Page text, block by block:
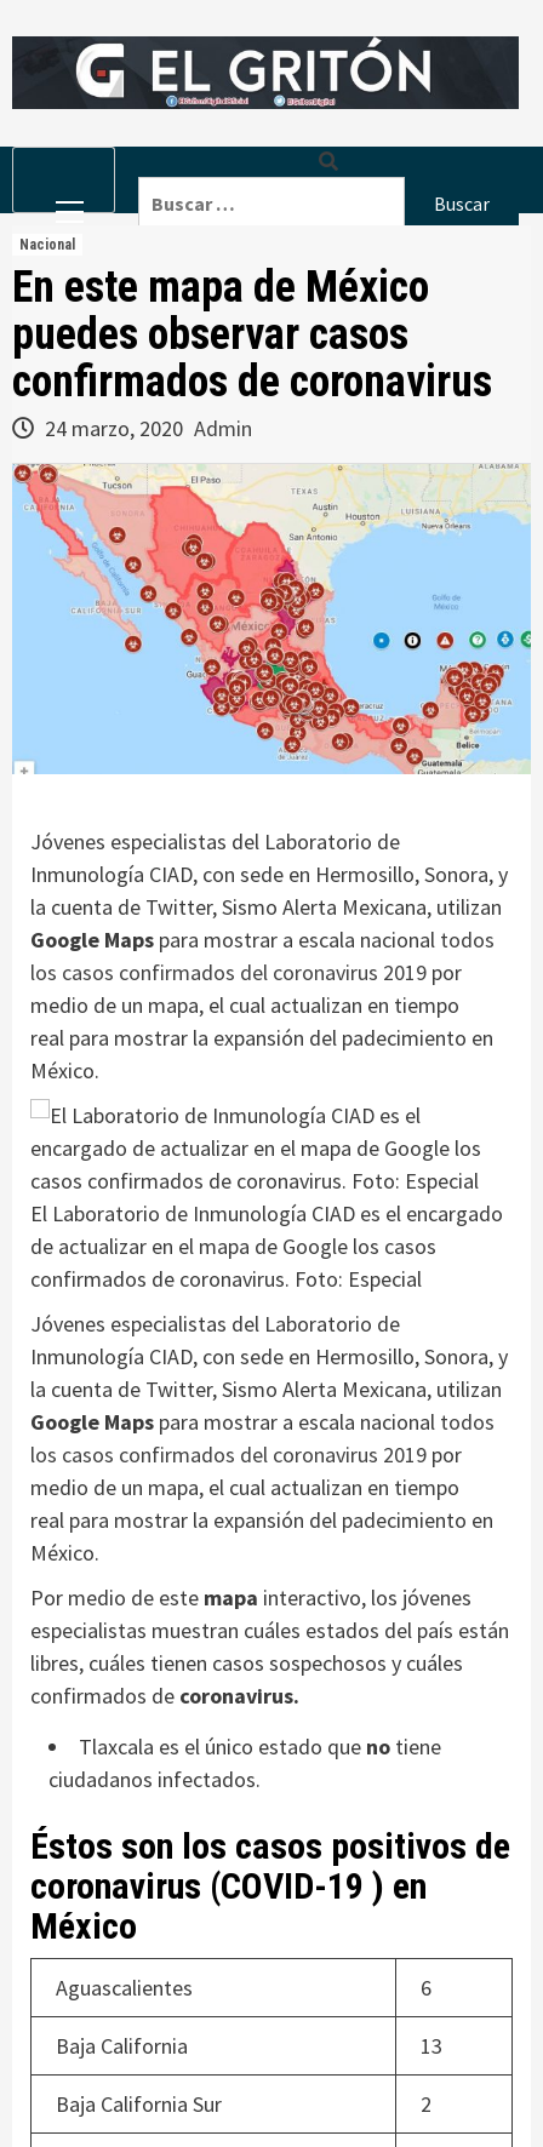
to
Menu
Nacional
En este mapa de México
puedes observar casos
confirmados de coronavirus
24 marzo, 2020 Admin
Jóvenes especialistas del Laboratorio de
Inmunología CIAD, con sede en Hermosillo, Sonora, y
la cuenta de Twitter, Sismo Alerta Mexicana, utilizan
Google Maps para mostrar a escala nacional todos
los casos confirmados del coronavirus 2019 por
medio de un mapa, el cual actualizan en tiempo
real para mostrar la expansión del padecimiento en
México.
El Laboratorio de Inmunología CIAD es el encargado
de actualizar en el mapa de Google los casos
confirmados de coronavirus. Foto: Especial
Jóvenes especialistas del Laboratorio de
Inmunología CIAD, con sede en Hermosillo, Sonora, y
la cuenta de Twitter, Sismo Alerta Mexicana, utilizan
Google Maps para mostrar a escala nacional todos
los casos confirmados del coronavirus 2019 por
medio de un mapa, el cual actualizan en tiempo
real para mostrar la expansión del padecimiento en
México.
Por medio de este mapa interactivo, los jóvenes
especialistas muestran cuáles estados del país están
libres, cuáles tienen casos sospechosos y cuáles
confirmados de coronavirus.
Tlaxcala es el único estado que no tiene
ciudadanos infectados.
Éstos son los casos positivos de
coronavirus (COVID-19 ) en
México
Aguascalientes 6
Baja California 13
Baja California Sur 2